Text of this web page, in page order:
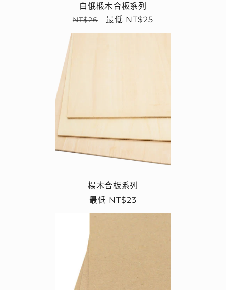
白俄椴木合板系列
定
NT$26
售
最低 NT$25
楊木合板系列
定
最低 NT$23